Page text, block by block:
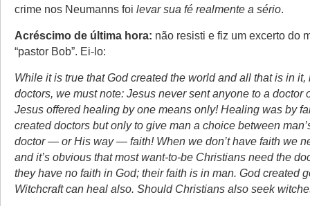
crime nos Neumanns foi levar sua fé realmente a sério.
Acréscimo de última hora: não resisti e fiz um excerto do
“pastor Bob”. Ei-lo:
While it is true that God created the world and all that is in
doctors, we must note: Jesus never sent anyone to a doctor
Jesus offered healing by one means only! Healing was by
created doctors but only to give man a choice between
doctor — or His way — faith! When we don’t have faith we
and it’s obvious that most want-to-be Christians need the
they have no faith in God; their faith is in man. God created
Witchcraft can heal also. Should Christians also seek